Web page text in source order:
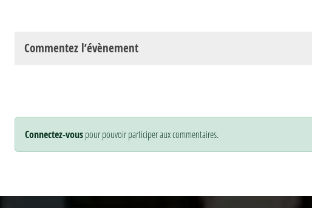
Commentez l’évènement
Connectez-vouspour pouvoir participer aux commentaires.